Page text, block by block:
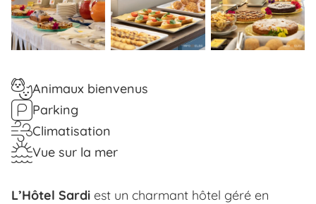
Animaux bienvenus
Parking
Climatisation
Vue sur la mer
L’Hôtel Sardi est un charmant hôtel géré en